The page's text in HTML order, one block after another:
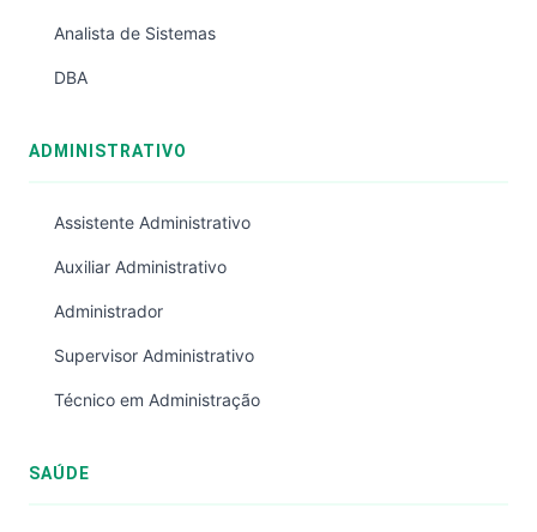
Analista de Sistemas
DBA
ADMINISTRATIVO
Assistente Administrativo
Auxiliar Administrativo
Administrador
Supervisor Administrativo
Técnico em Administração
SAÚDE